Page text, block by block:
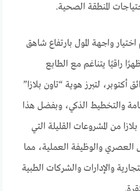
المنطقة الصحية.
واجهة المول بارتفاع شاهق
راقيًا يتناغم مع الطابع
أكتوبر، لتبرز هوية “تاون بلازا”
والتخطيط الذكي، وبفضل هذا
من المشروعات القليلة التي
العصري والوظيفة العملية، مما
والإدارات والشركات الطبية